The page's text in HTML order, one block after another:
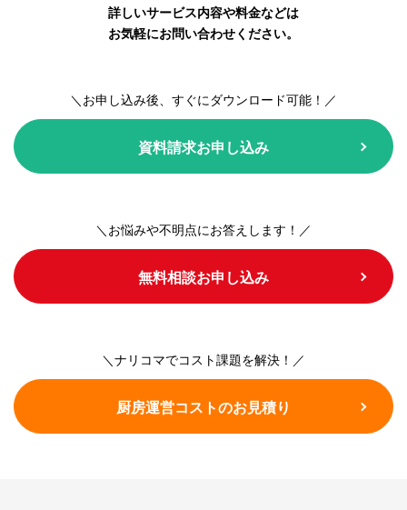
詳しいサービス内容や料金などは
お気軽にお問い合わせください。
＼お申し込み後、すぐにダウンロード可能！／
資料請求お申し込み
＼お悩みや不明点にお答えします！／
無料相談お申し込み
＼ナリコマでコスト課題を解決！／
厨房運営コストのお見積り